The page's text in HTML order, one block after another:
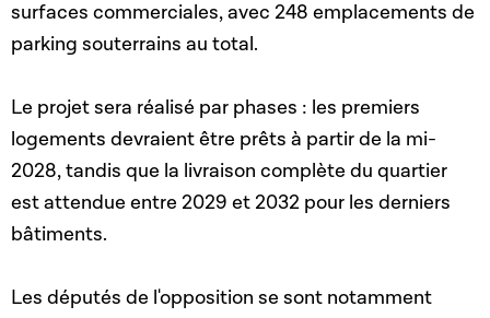
surfaces commerciales, avec 248 emplacements de
parking souterrains au total.
Le projet sera réalisé par phases : les premiers
logements devraient être prêts à partir de la mi-
2028, tandis que la livraison complète du quartier
est attendue entre 2029 et 2032 pour les derniers
bâtiments.
Les députés de l'opposition se sont notamment